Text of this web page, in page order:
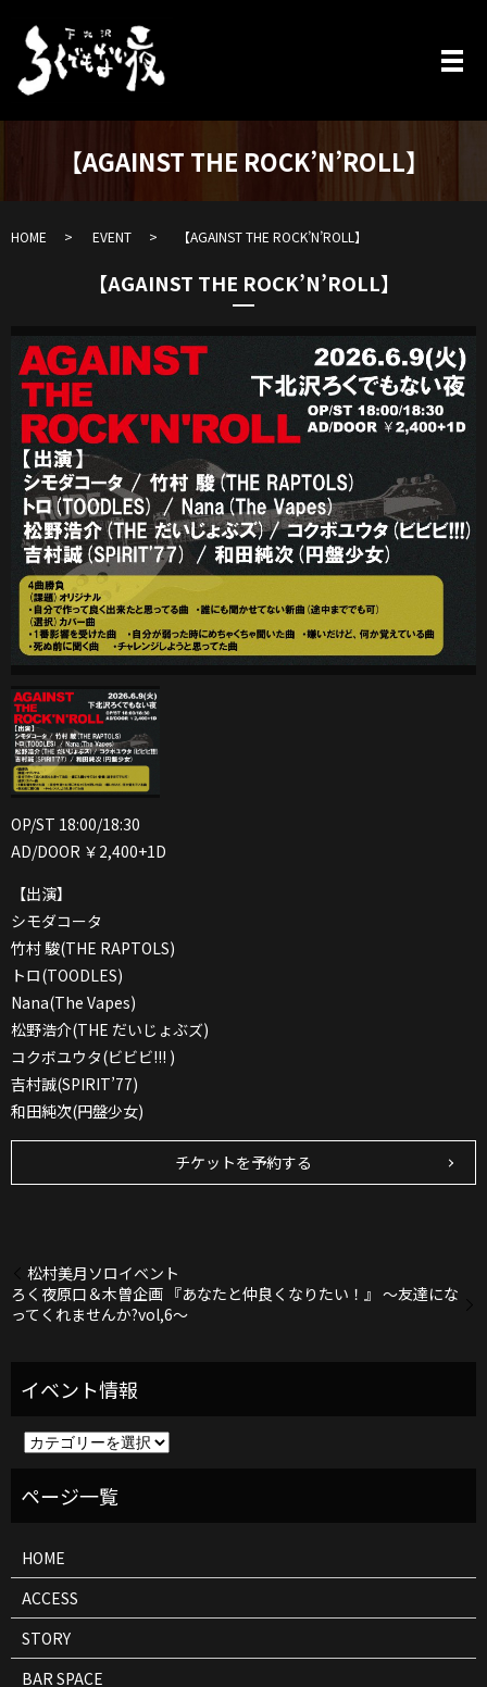
【AGAINST THE ROCK’N’ROLL】
HOME EVENT 【AGAINST THE ROCK’N’ROLL】
【AGAINST THE ROCK’N’ROLL】
OP/ST 18:00/18:30
AD/DOOR ￥2,400+1D
【出演】
シモダコータ
竹村 駿(THE RAPTOLS)
トロ(TOODLES)
Nana(The Vapes)
松野浩介(THE だいじょぶズ)
コクボユウタ(ビビビ!!! )
吉村誠(SPIRIT’77)
和田純次(円盤少女)
チケットを予約する
松村美月ソロイベント
ろく夜原口＆木曽企画 『あなたと仲良くなりたい！』 〜友達にな
ってくれませんか?vol,6～
ト
HOME
ACCESS
STORY
BAR SPACE